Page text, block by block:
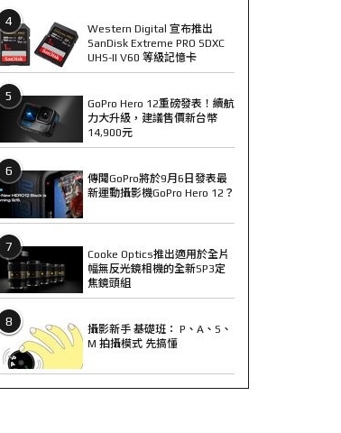
4
Western Digital 宣布推出
SanDisk Extreme PRO SDXC
UHS-II V60 等級記憶卡
5
GoPro Hero 12重磅發表！續航
力大升級，建議售價新台幣
14,900元
6
傳聞GoPro將於9月6日發表最
新運動攝影機GoPro Hero 12？
7
Cooke Optics推出適用於全片
幅無反光鏡相機的全新SP3定
焦鏡頭組
8
攝影新手 基礎班： P、A、S、
M 拍攝模式 先搞懂